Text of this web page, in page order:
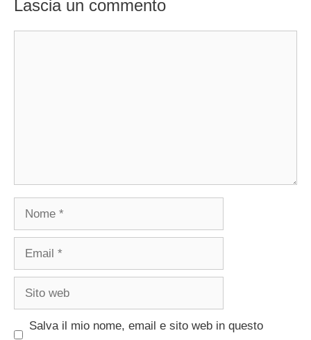
Lascia un commento
Salva il mio nome, email e sito web in questo